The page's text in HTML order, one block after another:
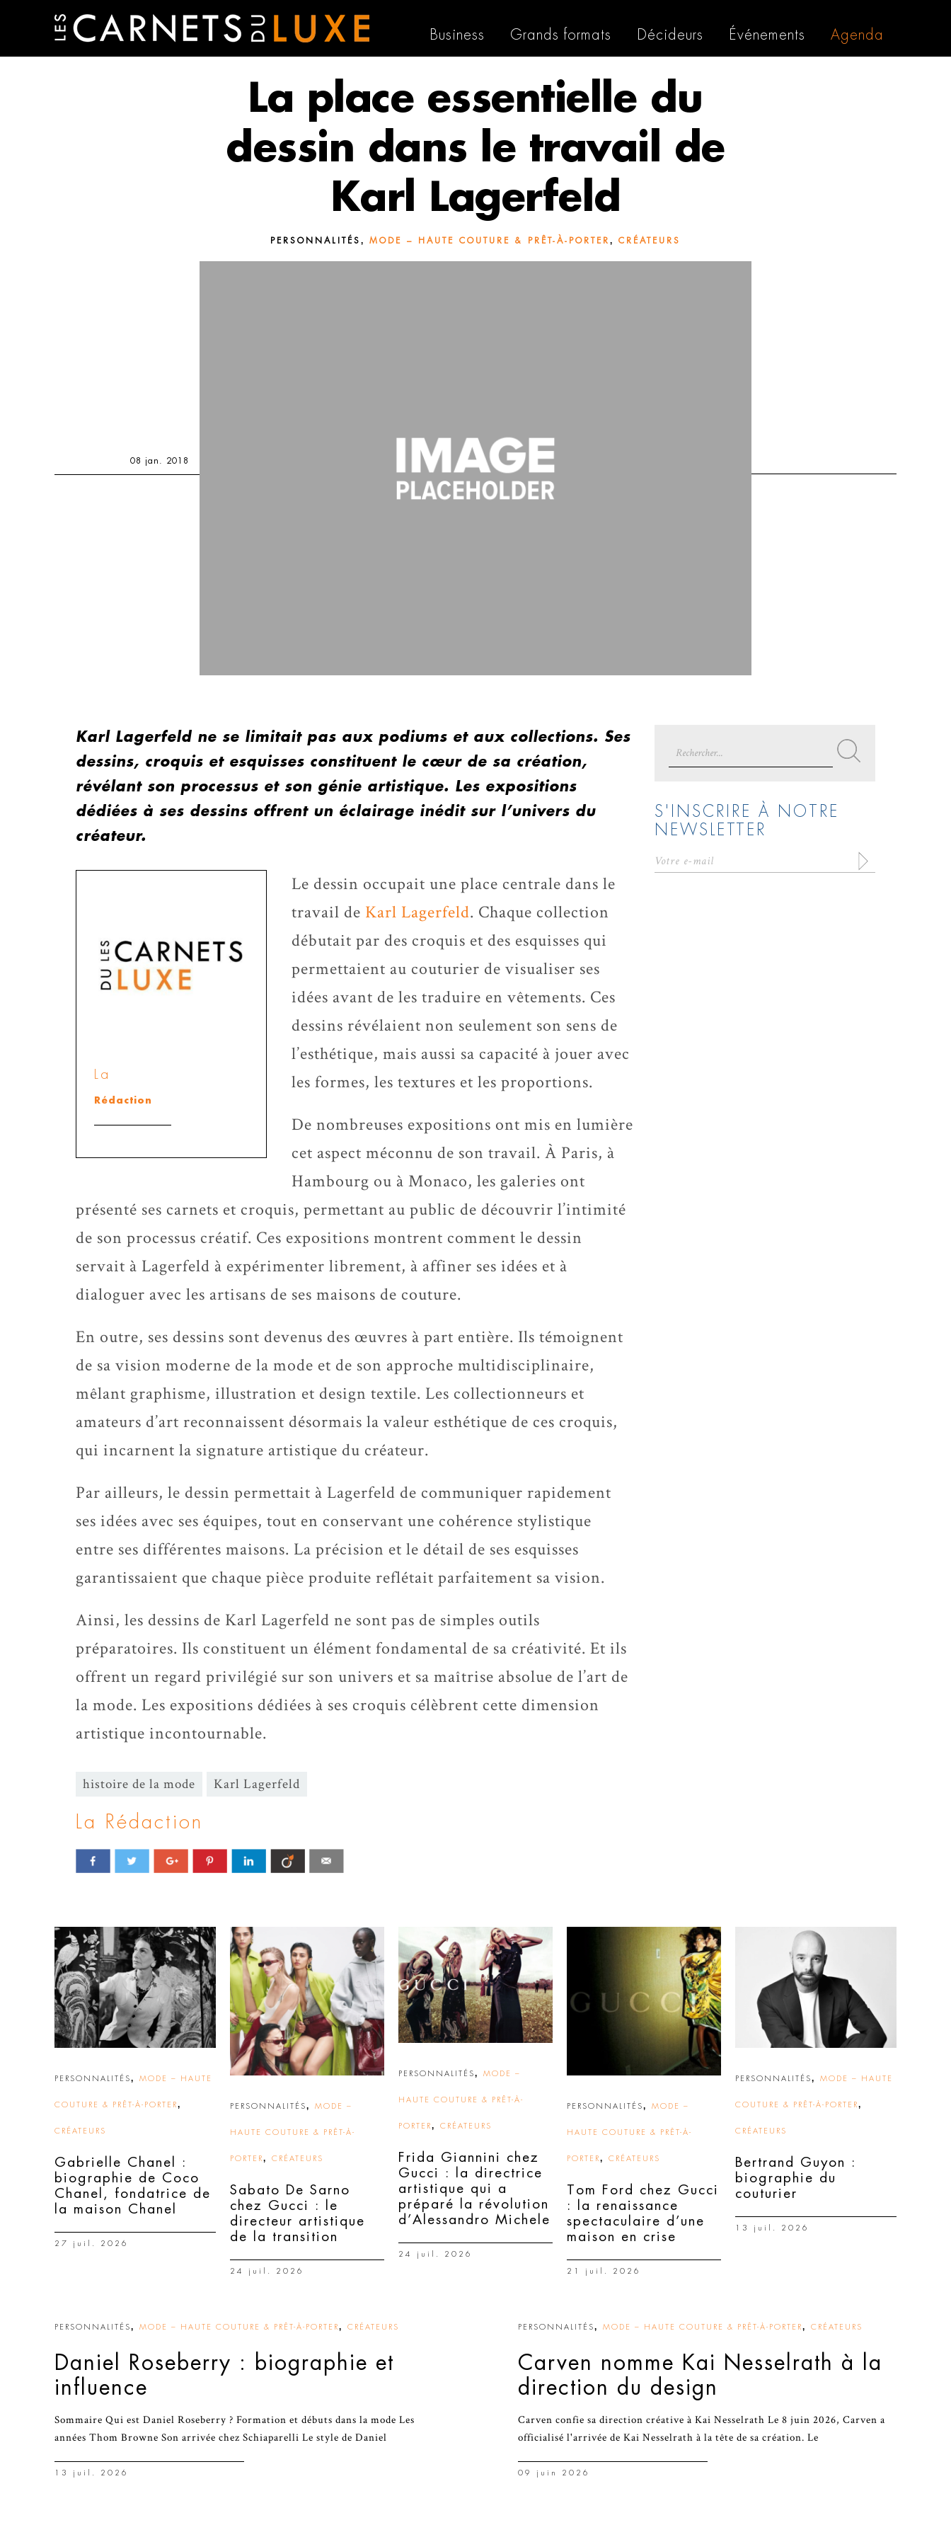
Business Grands formats Décideurs Événements Agenda
La place essentielle du
dessin dans le travail de
Karl Lagerfeld
PERSONNALITÉS , MODE – HAUTE COUTURE & PRÊT-À-PORTER , CRÉATEURS
08 jan. 2018
Karl Lagerfeld ne se limitait pas aux podiums et aux collections. Ses
dessins, croquis et esquisses constituent le cœur de sa création,
révélant son processus et son génie artistique. Les expositions
dédiées à ses dessins offrent un éclairage inédit sur l’univers du
créateur.
La
Rédaction
Le dessin occupait une place centrale dans le
travail de Karl Lagerfeld. Chaque collection
débutait par des croquis et des esquisses qui
permettaient au couturier de visualiser ses
idées avant de les traduire en vêtements. Ces
dessins révélaient non seulement son sens de
l’esthétique, mais aussi sa capacité à jouer avec
les formes, les textures et les proportions.
De nombreuses expositions ont mis en lumière
cet aspect méconnu de son travail. À Paris, à
Hambourg ou à Monaco, les galeries ont
présenté ses carnets et croquis, permettant au public de découvrir l’intimité
de son processus créatif. Ces expositions montrent comment le dessin
servait à Lagerfeld à expérimenter librement, à affiner ses idées et à
dialoguer avec les artisans de ses maisons de couture.
En outre, ses dessins sont devenus des œuvres à part entière. Ils témoignent
de sa vision moderne de la mode et de son approche multidisciplinaire,
mêlant graphisme, illustration et design textile. Les collectionneurs et
amateurs d’art reconnaissent désormais la valeur esthétique de ces croquis,
qui incarnent la signature artistique du créateur.
Par ailleurs, le dessin permettait à Lagerfeld de communiquer rapidement
ses idées avec ses équipes, tout en conservant une cohérence stylistique
entre ses différentes maisons. La précision et le détail de ses esquisses
garantissaient que chaque pièce produite reflétait parfaitement sa vision.
Ainsi, les dessins de Karl Lagerfeld ne sont pas de simples outils
préparatoires. Ils constituent un élément fondamental de sa créativité. Et ils
offrent un regard privilégié sur son univers et sa maîtrise absolue de l’art de
la mode. Les expositions dédiées à ses croquis célèbrent cette dimension
artistique incontournable.
histoire de la mode Karl Lagerfeld
La Rédaction
for:
S'INSCRIRE À NOTRE
NEWSLETTER
PERSONNALITÉS, MODE – HAUTE
COUTURE & PRÊT-À-PORTER,
CRÉATEURS
Gabrielle Chanel :
biographie de Coco
Chanel, fondatrice de
la maison Chanel
27 juil. 2026
PERSONNALITÉS, MODE –
HAUTE COUTURE & PRÊT-À-
PORTER, CRÉATEURS
Sabato De Sarno
chez Gucci : le
directeur artistique
de la transition
24 juil. 2026
PERSONNALITÉS, MODE –
HAUTE COUTURE & PRÊT-À-
PORTER, CRÉATEURS
Frida Giannini chez
Gucci : la directrice
artistique qui a
préparé la révolution
d’Alessandro Michele
24 juil. 2026
PERSONNALITÉS, MODE –
HAUTE COUTURE & PRÊT-À-
PORTER, CRÉATEURS
Tom Ford chez Gucci
: la renaissance
spectaculaire d’une
maison en crise
21 juil. 2026
PERSONNALITÉS, MODE – HAUTE
COUTURE & PRÊT-À-PORTER,
CRÉATEURS
Bertrand Guyon :
biographie du
couturier
13 juil. 2026
PERSONNALITÉS, MODE – HAUTE COUTURE & PRÊT-À-PORTER, CRÉATEURS
Daniel Roseberry : biographie et
influence
Sommaire Qui est Daniel Roseberry ? Formation et débuts dans la mode Les
années Thom Browne Son arrivée chez Schiaparelli Le style de Daniel
13 juil. 2026
PERSONNALITÉS, MODE – HAUTE COUTURE & PRÊT-À-PORTER, CRÉATEURS
Carven nomme Kai Nesselrath à la
direction du design
Carven confie sa direction créative à Kai Nesselrath Le 8 juin 2026, Carven a
officialisé l'arrivée de Kai Nesselrath à la tête de sa création. Le
09 juin 2026